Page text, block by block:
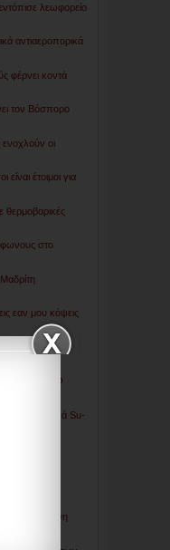
λεωφορείο
αντιαεροπορικά
φέρνει κοντά
τον Βόσπορο
ενοχλούν οι
έτοιμοι για
στο
εαν μου κόψεις
ΠΛΟΙΟ
16C με ρωσικά Su-
επέμβαση